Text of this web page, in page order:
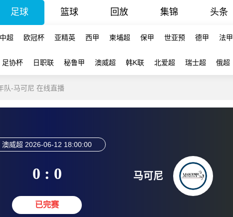
足球 篮球 回放 集锦 头条
中超 欧冠杯 亚精英 西甲 柬埔超 保甲 世亚预 德甲 法甲
足协杯 日职联 秘鲁甲 澳威超 韩K联 北爱超 瑞士超 俄超
队-马可尼 在线直播
澳威超 2026-06-12 18:00:00
0 : 0
已完赛
马可尼